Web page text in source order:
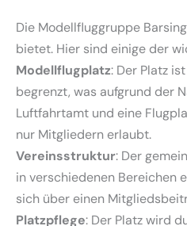
Die Modellfluggruppe
bietet. Hier sind einige der
Modellflugplatz: Der Platz
begrenzt, was aufgrund der
Luftfahrtamt und eine
nur Mitgliedern erlaubt.
Vereinsstruktur: Der
in verschiedenen Bereichen
sich über einen
Platzpflege: Der Platz wird